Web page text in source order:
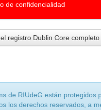
de confidencialidad
registro Dublin Core
de RIUdeG están protegidos
los derechos reservados, a